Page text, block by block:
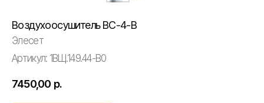
Воздухоосушитель ВС-4-В
Элесет
Артикул: 1ВЩ.149.44-В0
7450,00 р.